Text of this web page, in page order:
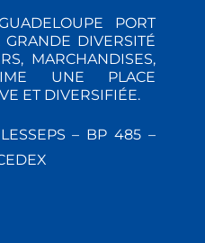
PORT
DIVERSITÉ
MARCHANDISES,
UNE PLACE
ET DIVERSIFIÉE.
– BP 485 –